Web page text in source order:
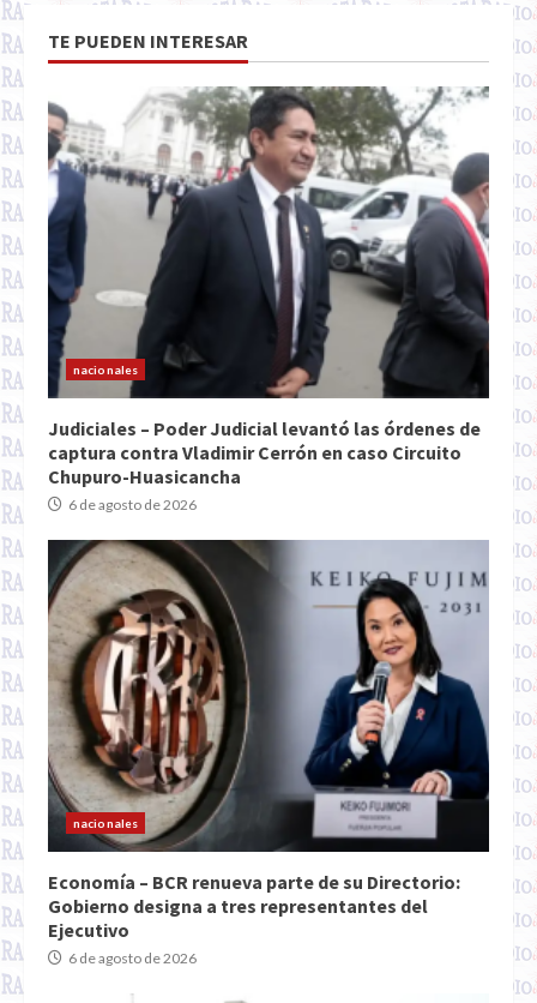
TE PUEDEN INTERESAR
nacionales
Judiciales – Poder Judicial levantó las órdenes de
captura contra Vladimir Cerrón en caso Circuito
Chupuro-Huasicancha
6 de agosto de 2026
nacionales
Economía – BCR renueva parte de su Directorio:
Gobierno designa a tres representantes del
Ejecutivo
6 de agosto de 2026